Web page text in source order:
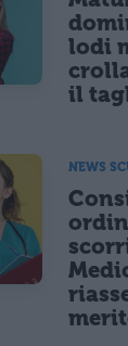
lodi
il
NEWS